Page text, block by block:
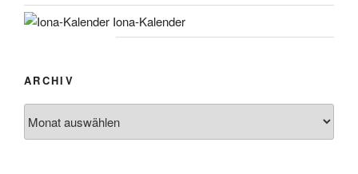
Iona-Kalender
ARCHIV